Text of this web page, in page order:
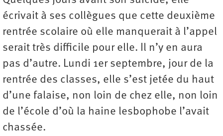
écrivait à ses collègues que cette deuxième
rentrée scolaire où elle manquerait à l’appel
serait très difficile pour elle. Il n’y en aura
pas d’autre. Lundi 1er septembre, jour de la
rentrée des classes, elle s’est jetée du haut
d’une falaise, non loin de chez elle, non loin
de l’école d’où la haine lesbophobe l’avait
chassée.